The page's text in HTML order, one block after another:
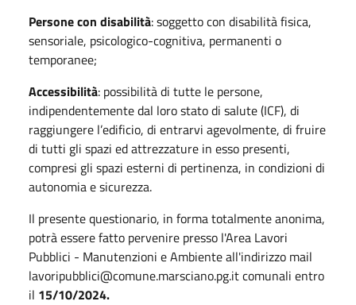
Persone con disabilità: soggetto con disabilità fisica,
sensoriale, psicologico-cognitiva, permanenti o
temporanee;
Accessibilità: possibilità di tutte le persone,
indipendentemente dal loro stato di salute (ICF), di
raggiungere l’edificio, di entrarvi agevolmente, di fruire
di tutti gli spazi ed attrezzature in esso presenti,
compresi gli spazi esterni di pertinenza, in condizioni di
autonomia e sicurezza.
Il presente questionario, in forma totalmente anonima,
potrà essere fatto pervenire presso l'Area Lavori
Pubblici - Manutenzioni e Ambiente all'indirizzo mail
lavoripubblici@comune.marsciano.pg.it comunali entro
il 15/10/2024.